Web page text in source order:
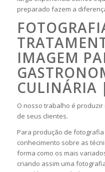
preparado fazem a
IMAGEM
CULINÁRIA
O nosso trabalho é
de seus clientes.
Para produção de
conhecimento sobre as
forma como os mais
criando assim uma